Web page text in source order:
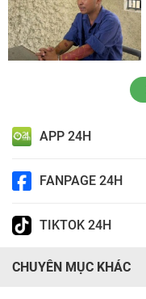
APP 24H
FANPAGE 24H
TIKTOK 24H
CHUYÊN MỤC KHÁC